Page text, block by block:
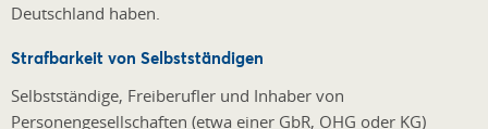
Deutschland haben.
Strafbarkeit von Selbstständigen
Selbstständige, Freiberufler und Inhaber von
Personengesellschaften (etwa einer GbR, OHG oder KG)